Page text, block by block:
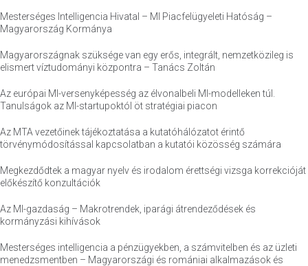
Mesterséges Intelligencia Hivatal – MI Piacfelügyeleti Hatóság –
Magyarország Kormánya
Magyarországnak szüksége van egy erős, integrált, nemzetközileg is
elismert víztudományi központra – Tanács Zoltán
Az európai MI-versenyképesség az élvonalbeli MI-modelleken túl.
Tanulságok az MI-startupoktól öt stratégiai piacon
Az MTA vezetőinek tájékoztatása a kutatóhálózatot érintő
törvénymódosítással kapcsolatban a kutatói közösség számára
Megkezdődtek a magyar nyelv és irodalom érettségi vizsga korrekcióját
előkészítő konzultációk
Az MI-gazdaság – Makrotrendek, iparági átrendeződések és
kormányzási kihívások
Mesterséges intelligencia a pénzügyekben, a számvitelben és az üzleti
menedzsmentben – Magyarországi és romániai alkalmazások és